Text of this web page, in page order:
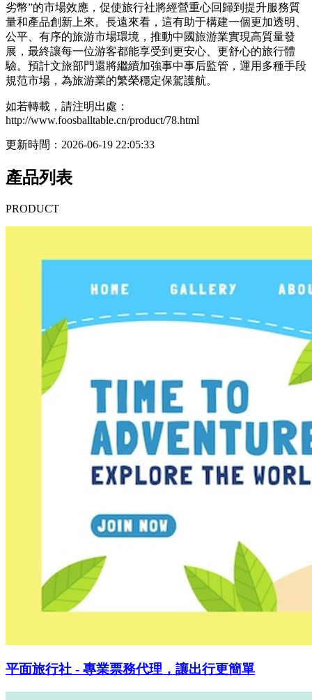
劣幣”的市場效應，促使旅行社將經營重心回歸到提升服務質
量和產品創新上來。長遠來看，這有助于構建一個更加透明、
公平、有序的旅游市場環境，推動中國旅游業實現高質量發
展，最終讓每一位游客都能享受到更安心、更舒心的旅行體
驗。預計文旅部門還將繼續加強事中事后監管，運用多種手段
規范市場，為旅游業的繁榮穩定保駕護航。
如若轉載，請注明出處：
http://www.foosballtable.cn/product/78.html
更新時間：2026-06-19 22:05:33
產品列表
PRODUCT
平面旅行社 - 專業票務代理，讓出行更簡單